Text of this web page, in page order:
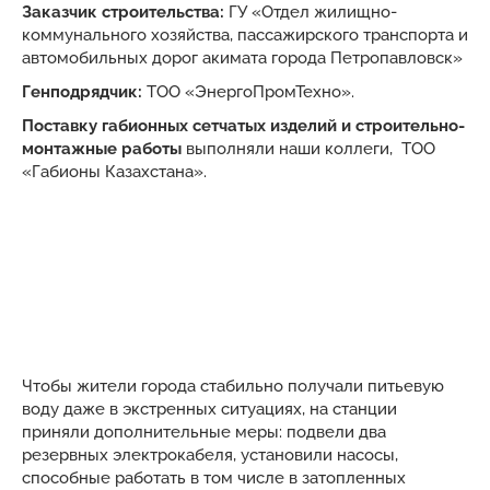
Заказчик строительства: ГУ «Отдел жилищно-
коммунального хозяйства, пассажирского транспорта и
автомобильных дорог акимата города Петропавловск»
Генподрядчик: ТОО «ЭнергоПромТехно».
Поставку габионных сетчатых изделий и строительно-
монтажные работы выполняли наши коллеги, ТОО
«Габионы Казахстана».
Чтобы жители города стабильно получали питьевую
воду даже в экстренных ситуациях, на станции
приняли дополнительные меры: подвели два
резервных электрокабеля, установили насосы,
способные работать в том числе в затопленных